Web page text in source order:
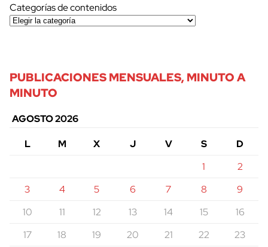
Categorías de contenidos
PUBLICACIONES MENSUALES, MINUTO A
MINUTO
AGOSTO 2026
L
M X J V S
D
1
2
3
4 5 6 7 8
9
10
11 12 13 14 15
16
17
18 19 20 21 22 23